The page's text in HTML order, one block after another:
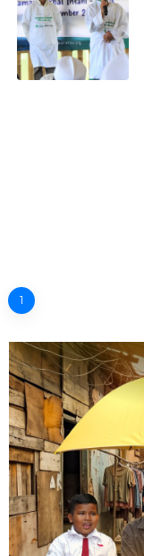
1